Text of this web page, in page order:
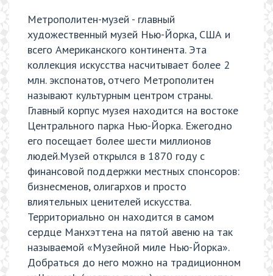
Метрополитен-музей - главный
художественный музей Нью-Йорка, США и
всего Американского континента. Эта
коллекция искусства насчитывает более 2
млн. экспонатов, отчего Метрополитен
называют культурным центром страны.
Главный корпус музея находится на востоке
Центрального парка Нью-Йорка. Ежегодно
его посещает более шести миллионов
людей.Музей открылся в 1870 году с
финансовой поддержки местных спонсоров:
бизнесменов, олигархов и просто
влиятельных ценителей искусства.
Территориально он находится в самом
сердце Манхэттена на пятой авеню на так
называемой «Музейной миле Нью-Йорка».
Добраться до него можно на традиционном